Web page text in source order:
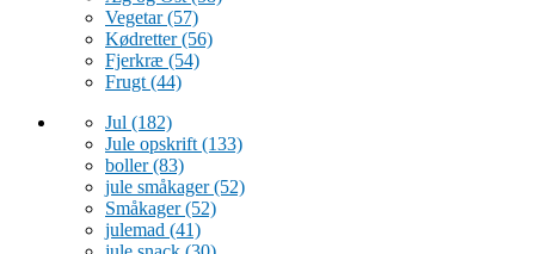
Vegetar(57)
Kødretter(56)
Fjerkræ (54)
Frugt (44)
Jul (182)
Jule opskrift (133)
boller(83)
jule småkager(52)
Småkager(52)
julemad (41)